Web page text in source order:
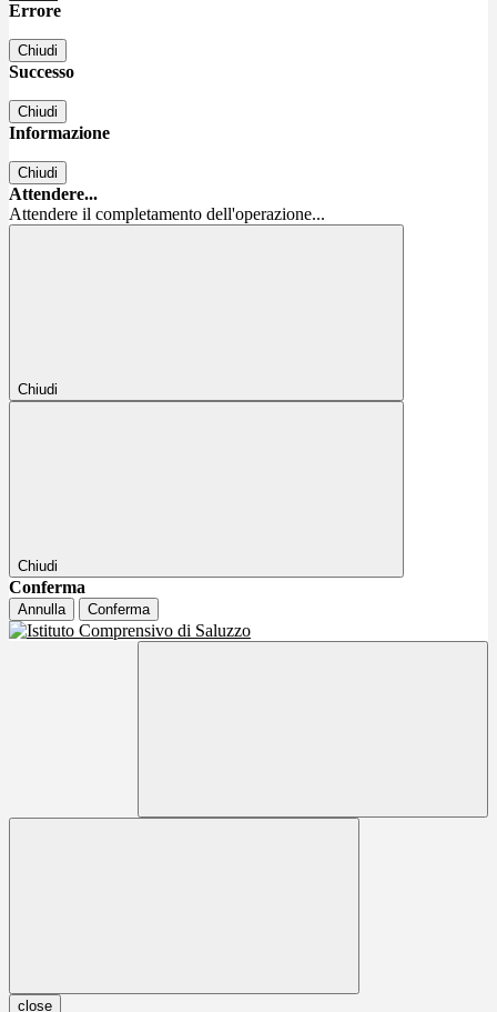
Errore
Chiudi
Successo
Chiudi
Informazione
Chiudi
Attendere...
Attendere il completamento dell'operazione...
Chiudi
Chiudi
Conferma
Annulla Conferma
close